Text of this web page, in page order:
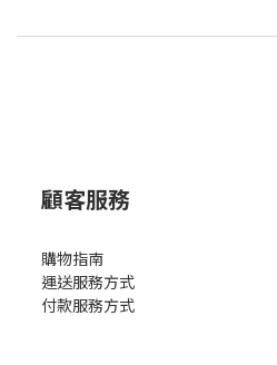
顧客服務
購物指南
運送服務方式
付款服務方式